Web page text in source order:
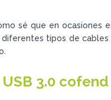
sé que en ocasiones
tipos de
3.0 cofend